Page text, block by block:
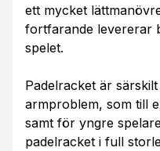
ett mycket
fortfarande levererar
spelet.
Padelracket är
armproblem, som till
samt för yngre
padelracket i full